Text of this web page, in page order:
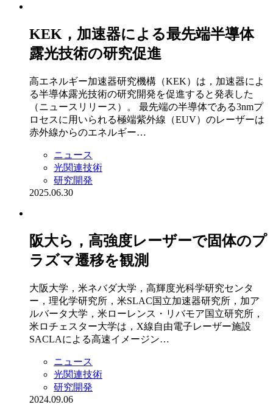
KEK，加速器による最先端半導体
露光技術の研究促進
高エネルギー加速器研究機構（KEK）は，加速器によ
る半導体露光技術の研究開発を促進すると発表した
（ニュースリリース）。 最先端の半導体である3nmプ
ロセスに用いられる極端紫外線（EUV）のレーザーは
赤外線からのエネルギー…
ニュース
光関連技術
研究開発
2025.06.30
阪大ら，高強度レーザーで固体のプ
ラズマ遷移を観測
大阪大学，米ネバダ大学，高輝度光科学研究センタ
ー，理化学研究所，米SLAC国立加速器研究所，加ア
ルバータ大学，米ローレンス・リバモア国立研究所，
米ロチェスター大学は，X線自由電子レーザー施設
SACLAによる高速イメージン…
ニュース
光関連技術
研究開発
2024.09.06